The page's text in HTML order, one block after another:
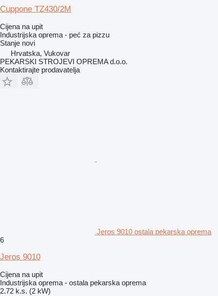
Cuppone TZ430/2M
Cijena na upit
Industrijska oprema - peć za pizzu
Stanje novi
Hrvatska, Vukovar
PEKARSKI STROJEVI OPREMA d.o.o.
Kontaktirajte prodavatelja
Jeros 9010 ostala pekarska oprema
6
Jeros 9010
Cijena na upit
Industrijska oprema - ostala pekarska oprema
2.72 k.s. (2 kW)